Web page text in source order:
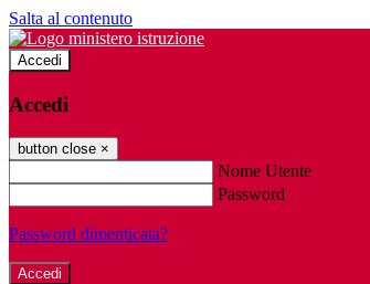
Salta al contenuto
Accedi
Accedi
button close ×
Nome Utente
Password
Password dimenticata?